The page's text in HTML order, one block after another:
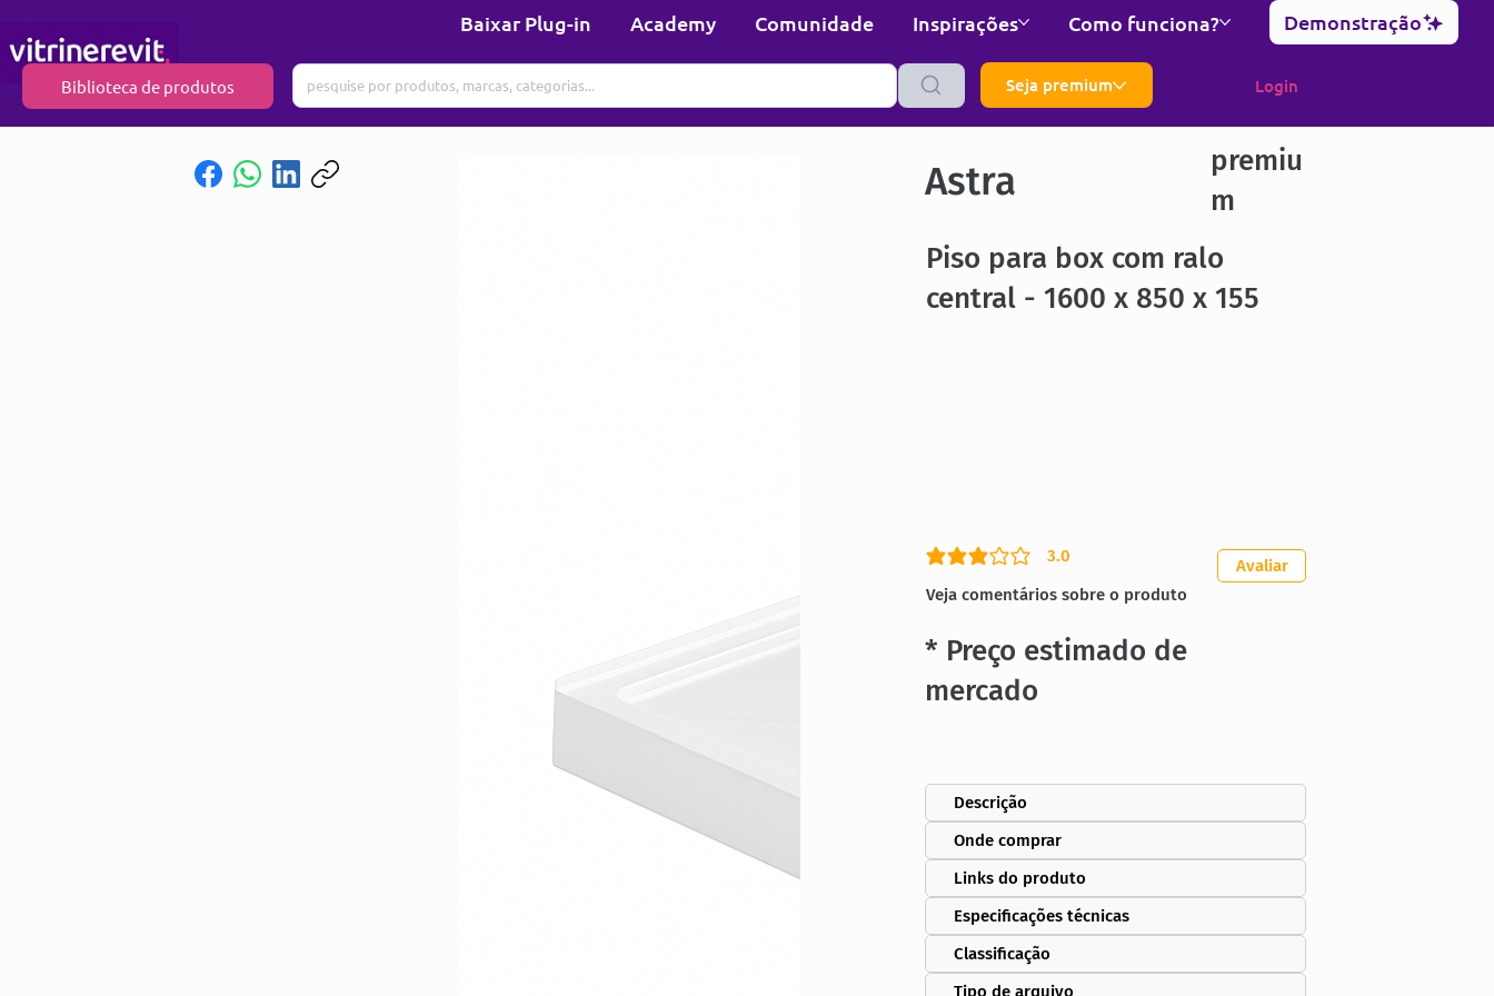
Baixar Plug-in Academy Comunidade Inspirações Como funciona? Demonstração
Biblioteca de produtos Seja premium Login
Astra
premiu
m
Piso para box com ralo
central - 1600 x 850 x 155
3.0
classificação média é 3 de 5
Veja comentários sobre o produto
Avaliar
* Preço estimado de
mercado
Descrição
Onde comprar
Links do produto
Especificações técnicas
Classificação
Tipo de arquivo